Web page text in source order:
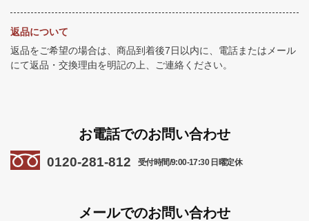
返品について
返品をご希望の場合は、商品到着後7日以内に、電話またはメール
にて返品・交換理由を明記の上、ご連絡ください。
お電話でのお問い合わせ
0120-281-812 受付時間/9:00-17:30 日曜定休
メールでのお問い合わせ